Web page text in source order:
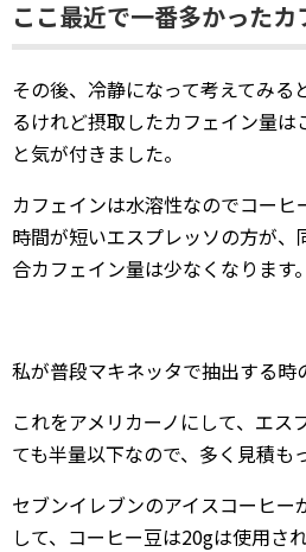
ここ最近で一番多かった
その後、冷静になって考えてみる
るけれど摂取したカフェイン量
と気が付きました。
カフェインは水溶性なのでコーヒ
時間が短いエスプレッソの方が
合カフェイン量は少なくなります。
私が普段マキネッタで抽出する時
これをアメリカーノにして、エス
ても半量以下なので、多く見積も
セブンイレブンのアイスコーヒ
して、コーヒー豆は20gは使用さ